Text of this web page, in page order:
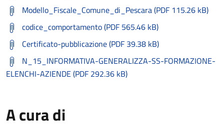
Modello_Fiscale_Comune_di_Pescara (PDF 115.26 kB)
codice_comportamento (PDF 565.46 kB)
Certificato-pubblicazione (PDF 39.38 kB)
N_15_INFORMATIVA-GENERALIZZA-SS-FORMAZIONE-
ELENCHI-AZIENDE (PDF 292.36 kB)
A cura di